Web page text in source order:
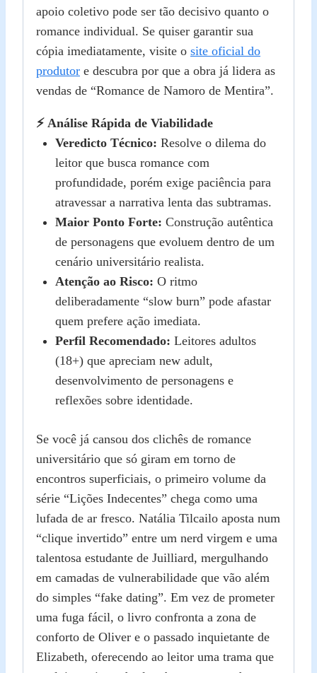
apoio coletivo pode ser tão decisivo quanto o
romance individual. Se quiser garantir sua
cópia imediatamente, visite o site oficial do
produtor e descubra por que a obra já lidera as
vendas de “Romance de Namoro de Mentira”.
⚡ Análise Rápida de Viabilidade
Veredicto Técnico: Resolve o dilema do
leitor que busca romance com
profundidade, porém exige paciência para
atravessar a narrativa lenta das subtramas.
Maior Ponto Forte: Construção autêntica
de personagens que evoluem dentro de um
cenário universitário realista.
Atenção ao Risco: O ritmo
deliberadamente “slow burn” pode afastar
quem prefere ação imediata.
Perfil Recomendado: Leitores adultos
(18+) que apreciam new adult,
desenvolvimento de personagens e
reflexões sobre identidade.
Se você já cansou dos clichês de romance
universitário que só giram em torno de
encontros superficiais, o primeiro volume da
série “Lições Indecentes” chega como uma
lufada de ar fresco. Natália Tilcailo aposta num
“clique invertido” entre um nerd virgem e uma
talentosa estudante de Juilliard, mergulhando
em camadas de vulnerabilidade que vão além
do simples “fake dating”. Em vez de prometer
uma fuga fácil, o livro confronta a zona de
conforto de Oliver e o passado inquietante de
Elizabeth, oferecendo ao leitor uma trama que